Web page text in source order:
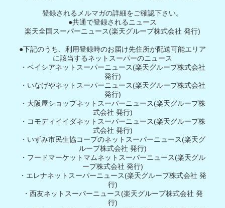
登録されるメルマガの詳細をご確認下さい。
●共通で登録されるニュース
楽天全国スーパーニュース(楽天グループ株式会社 発行)
●下記のうち、利用登録時のお届け先住所が配送可能エリア
に該当するネットスーパーのニュース
・ベイシアネットスーパーニュース(楽天グループ株式会社
発行)
・いなげやネットスーパーニュース(楽天グループ株式会社
発行)
・大阪屋ショップネットスーパーニュース(楽天グループ株
式会社 発行)
・コモディイイダネットスーパーニュース(楽天グループ株
式会社 発行)
・いずみ市民生協コープのネットスーパーニュース(楽天グ
ループ株式会社 発行)
・フードマーケットマムネットスーパーニュース(楽天グル
ープ株式会社 発行)
・エレナネットスーパーニュース(楽天グループ株式会社 発
行)
・西友ネットスーパーニュース(楽天グループ株式会社 発
行)